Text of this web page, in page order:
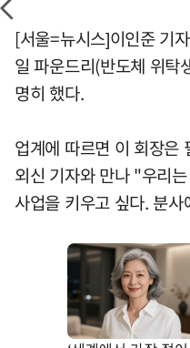
[서울=뉴시스]이인준 기
일 파운드리(반도체 위탁
명히 했다.
업계에 따르면 이 회장은
외신 기자와 만나 "우리
사업을 키우고 싶다. 분